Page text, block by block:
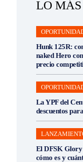
LO
Hunk 125R:
naked Hero
precio
La YPF del
descuentos
El DFSK Glory
cómo es y